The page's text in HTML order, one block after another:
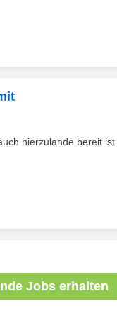
hierzulande bereit ist
Jobs erhalten